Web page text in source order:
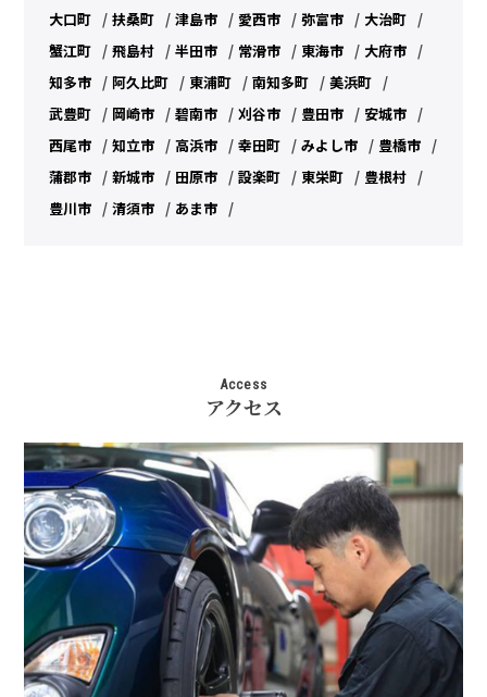
大口町
扶桑町 津島市 愛西市 弥富市
大治町
蟹江町
飛島村 半田市 常滑市 東海市
大府市
知多市
阿久比町 東浦町 南知多町
美浜町
武豊町
岡崎市 碧南市 刈谷市 豊田市
安城市
西尾市
知立市 高浜市 幸田町 みよし市
豊橋市
蒲郡市
新城市 田原市 設楽町 東栄町
豊根村
豊川市
清須市 あま市
Access
アクセス